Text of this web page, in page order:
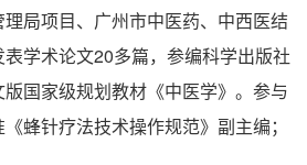
局项目、广州市中医药、中西医结
学术论文20多篇，参编科学出版社
国家级规划教材《中医学》。参与
蜂针疗法技术操作规范》副主编；